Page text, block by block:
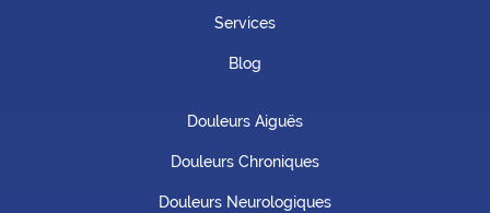
Services
Blog
Douleurs Aiguës
Douleurs Chroniques
Douleurs Neurologiques